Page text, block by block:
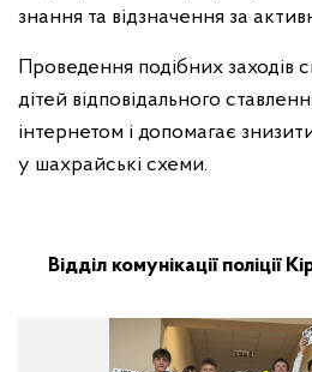
знання та відзначення за
Проведення подібних
дітей відповідального
інтернетом і допомагає
у шахрайські схеми.
Відділ комунікації поліції